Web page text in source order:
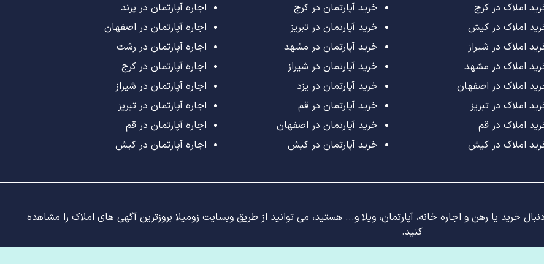
املاک در کرج
املاک در کیش
املاک در شیراز
املاک در مشهد
املاک در اصفهان
املاک در تبریز
املاک در قم
املاک در کیش
خرید آپارتمان در کرج
خرید آپارتمان در تبریز
خرید آپارتمان در مشهد
خرید آپارتمان در شیراز
خرید آپارتمان در یزد
خرید آپارتمان در قم
خرید آپارتمان در اصفهان
خرید آپارتمان در کیش
اجاره آپارتمان در پرند
اجاره آپارتمان در اصفهان
اجاره آپارتمان در رشت
اجاره آپارتمان در کرج
اجاره آپارتمان در شیراز
اجاره آپارتمان در تبریز
اجاره آپارتمان در قم
اجاره آپارتمان در کیش
خرید یا رهن و اجاره خانه، آپارتمان، ویلا و... هستید، می توانید از طریق وبسایت زومیلا بروزترین آگهی های املاک را مشاهده
کنید.